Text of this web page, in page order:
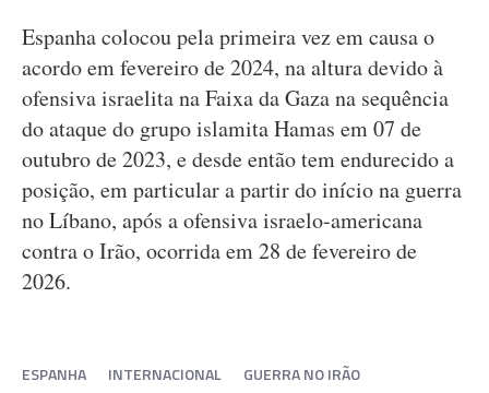
Espanha colocou pela primeira vez em causa o
acordo em fevereiro de 2024, na altura devido à
ofensiva israelita na Faixa da Gaza na sequência
do ataque do grupo islamita Hamas em 07 de
outubro de 2023, e desde então tem endurecido a
posição, em particular a partir do início na guerra
no Líbano, após a ofensiva israelo-americana
contra o Irão, ocorrida em 28 de fevereiro de
2026.
ESPANHA INTERNACIONAL GUERRA NO IRÃO